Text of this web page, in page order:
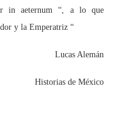
in aeternum “, a lo que
y la Emperatriz “
Lucas Alemán
Historias de México